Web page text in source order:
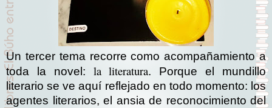
Un tercer tema recorre como acompañamiento a
toda la novel: la literatura. Porque el mundillo
literario se ve aquí reflejado en todo momento: los
agentes literarios, el ansia de reconocimiento del